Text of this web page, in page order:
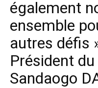
également
ensemble
autres défis
Président
Sandaogo